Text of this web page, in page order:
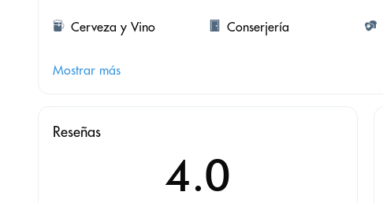
Cerveza y Vino Conserjería
Mostrar más
Reseñas
4.0